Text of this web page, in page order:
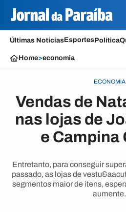
Últimas NotíciasEsportesPolítica
Home>economia
ECONOMIA
Vendas de
nas lojas de
e Campina
Entretanto, para conseguir
passado, as lojas de
segmentos maior de itens,
aumente.